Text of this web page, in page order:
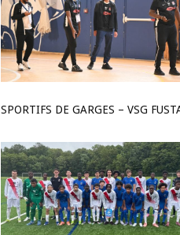
SPORTIFS DE GARGES – VSG